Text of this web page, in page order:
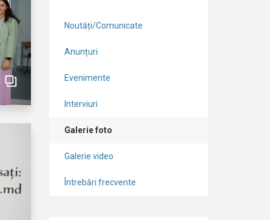
Noutăți/Comunicate
Anunțuri
Evenimente
Interviuri
Galerie foto
Galerie video
Întrebări frecvente